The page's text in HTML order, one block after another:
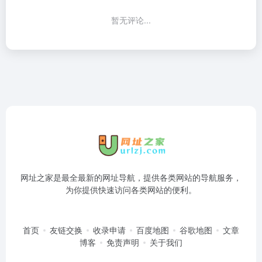
暂无评论...
网址之家是最全最新的网址导航，提供各类网站的导航服务，
为你提供快速访问各类网站的便利。
首页 友链交换 收录申请 百度地图 谷歌地图
文章
博客
免责声明 关于我们